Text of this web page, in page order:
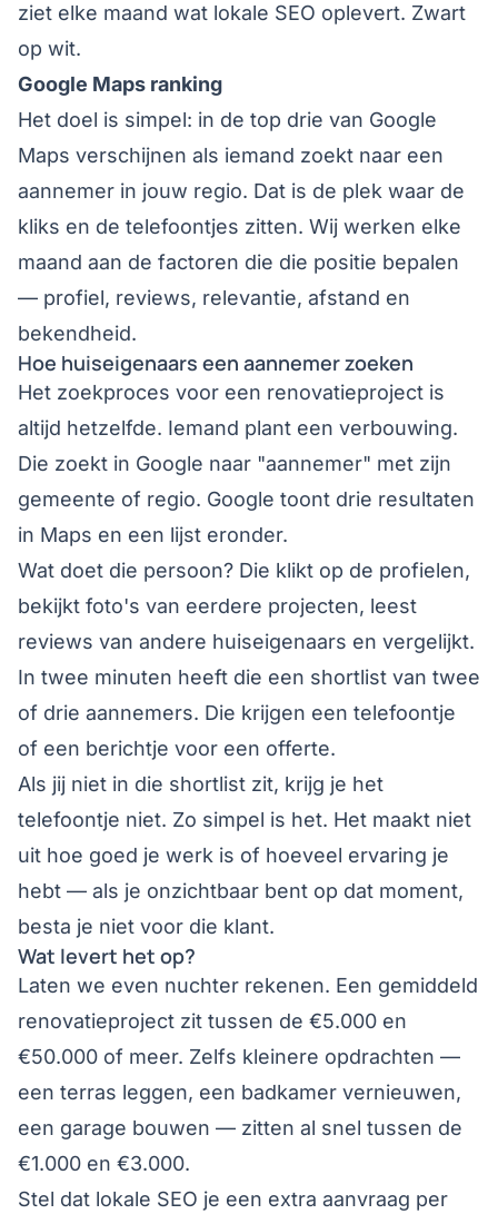
ziet elke maand wat lokale SEO oplevert. Zwart
op wit.
Google Maps ranking
Het doel is simpel: in de top drie van Google
Maps verschijnen als iemand zoekt naar een
aannemer in jouw regio. Dat is de plek waar de
kliks en de telefoontjes zitten. Wij werken elke
maand aan de factoren die die positie bepalen
— profiel, reviews, relevantie, afstand en
bekendheid.
Hoe huiseigenaars een aannemer zoeken
Het zoekproces voor een renovatieproject is
altijd hetzelfde. Iemand plant een verbouwing.
Die zoekt in Google naar "aannemer" met zijn
gemeente of regio. Google toont drie resultaten
in Maps en een lijst eronder.
Wat doet die persoon? Die klikt op de profielen,
bekijkt foto's van eerdere projecten, leest
reviews van andere huiseigenaars en vergelijkt.
In twee minuten heeft die een shortlist van twee
of drie aannemers. Die krijgen een telefoontje
of een berichtje voor een offerte.
Als jij niet in die shortlist zit, krijg je het
telefoontje niet. Zo simpel is het. Het maakt niet
uit hoe goed je werk is of hoeveel ervaring je
hebt — als je onzichtbaar bent op dat moment,
besta je niet voor die klant.
Wat levert het op?
Laten we even nuchter rekenen. Een gemiddeld
renovatieproject zit tussen de €5.000 en
€50.000 of meer. Zelfs kleinere opdrachten —
een terras leggen, een badkamer vernieuwen,
een garage bouwen — zitten al snel tussen de
€1.000 en €3.000.
Stel dat lokale SEO je een extra aanvraag per